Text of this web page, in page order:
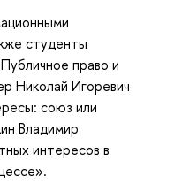
студенты
право и
Николай Игоревич
союз или
Владимир
интересов в